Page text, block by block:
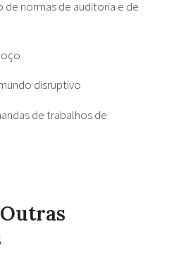
de normas de auditoria e de
disruptivo
de trabalhos de